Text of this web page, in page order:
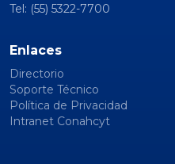
Tel: (55) 5322-7700
Enlaces
Directorio
Soporte Técnico
Política de Privacidad
Intranet Conahcyt